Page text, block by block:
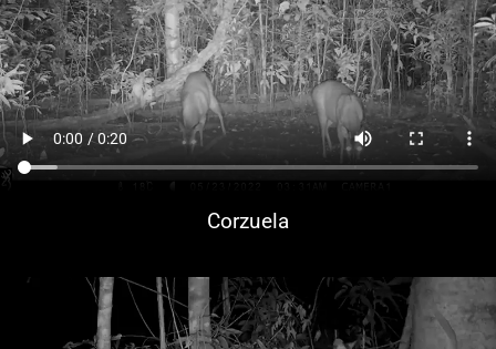
Corzuela